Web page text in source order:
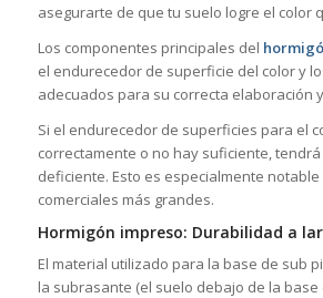
asegurarte de que tu suelo logre el color
Los componentes principales del
el endurecedor de superficie del color y
adecuados para su correcta elaboración
Si el endurecedor de superficies para el
correctamente o no hay suficiente,
deficiente. Esto es especialmente
comerciales más grandes.
Hormigón impreso: Durabilidad a
El material utilizado para la base de sub
la subrasante (el suelo debajo de la